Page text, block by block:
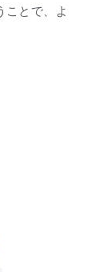
ことで、よ